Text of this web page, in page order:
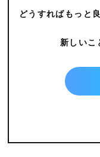
どうすればもっと
新しいこ